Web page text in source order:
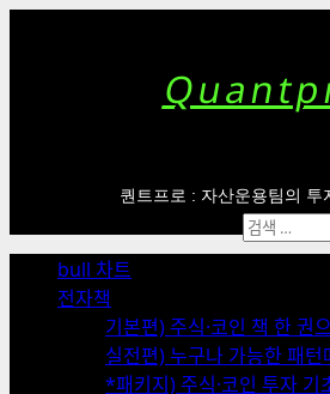
퀀트프로 : 자산운용팀의 투
Menu
bull 차트
전자책
기본편) 주식·코인 책 한 권
실전편) 누구나 가능한 패턴
*패키지) 주식·코인 투자 기
검
색: